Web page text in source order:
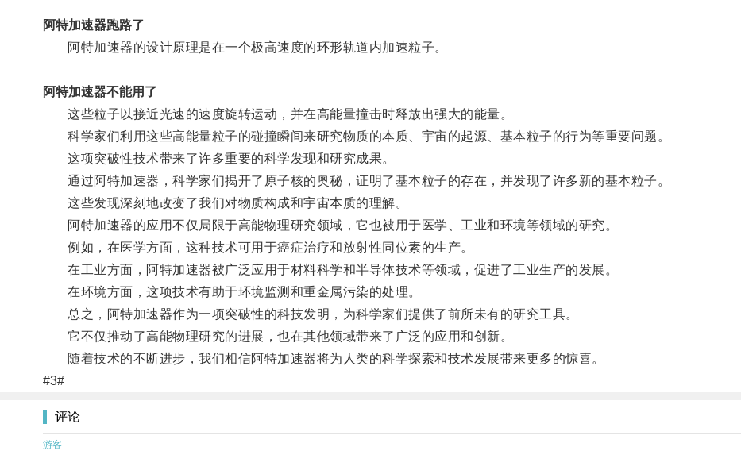
阿特加速器跑路了
阿特加速器的设计原理是在一个极高速度的环形轨道内加速粒子。
阿特加速器不能用了
这些粒子以接近光速的速度旋转运动，并在高能量撞击时释放出强大的能量。
科学家们利用这些高能量粒子的碰撞瞬间来研究物质的本质、宇宙的起源、基本粒子的行为等重要问题。
这项突破性技术带来了许多重要的科学发现和研究成果。
通过阿特加速器，科学家们揭开了原子核的奥秘，证明了基本粒子的存在，并发现了许多新的基本粒子。
这些发现深刻地改变了我们对物质构成和宇宙本质的理解。
阿特加速器的应用不仅局限于高能物理研究领域，它也被用于医学、工业和环境等领域的研究。
例如，在医学方面，这种技术可用于癌症治疗和放射性同位素的生产。
在工业方面，阿特加速器被广泛应用于材料科学和半导体技术等领域，促进了工业生产的发展。
在环境方面，这项技术有助于环境监测和重金属污染的处理。
总之，阿特加速器作为一项突破性的科技发明，为科学家们提供了前所未有的研究工具。
它不仅推动了高能物理研究的进展，也在其他领域带来了广泛的应用和创新。
随着技术的不断进步，我们相信阿特加速器将为人类的科学探索和技术发展带来更多的惊喜。
#3#
评论
游客